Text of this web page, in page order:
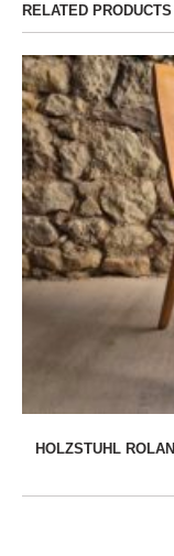
RELATED PRODUCTS
HOLZSTUHL